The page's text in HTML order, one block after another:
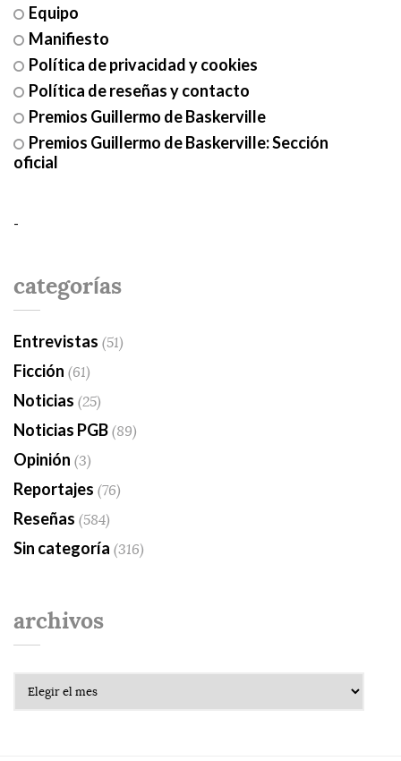
Equipo
Manifiesto
Política de privacidad y cookies
Política de reseñas y contacto
Premios Guillermo de Baskerville
Premios Guillermo de Baskerville: Sección
oficial
-
categorías
Entrevistas (51)
Ficción (61)
Noticias (25)
Noticias PGB(89)
Opinión (3)
Reportajes (76)
Reseñas (584)
Sin categoría (316)
archivos